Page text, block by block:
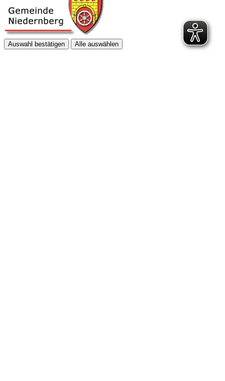
Auswahl bestätigen Alle auswählen